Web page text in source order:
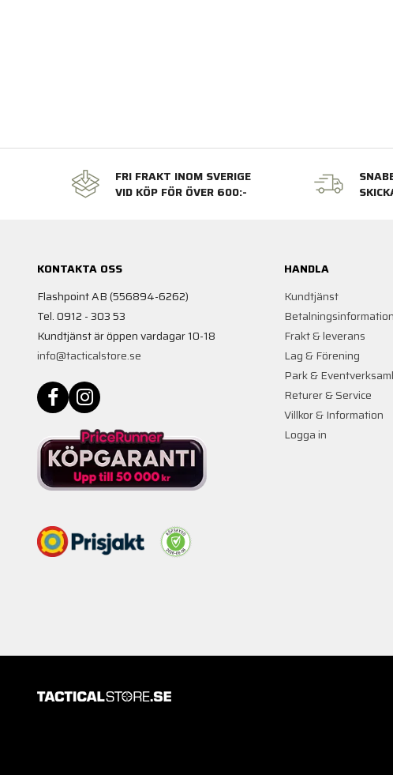
FRI FRAKT INOM SVERIGE
VID KÖP FÖR ÖVER 600:-
KONTAKTA OSS
Flashpoint AB (556894-6262)
Tel. 0912 - 303 53
Kundtjänst är öppen vardagar 10-18
info@tacticalstore.se
HANDLA
Kundtjänst
Betalningsinformation
Frakt & leverans
Lag & Förening
Park &
Returer & Service
Villkor & Information
Logga in